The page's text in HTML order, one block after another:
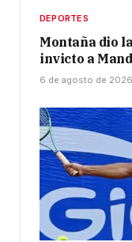
DEPORTES
Montaña dio
invicto a
6 de agosto de 2026